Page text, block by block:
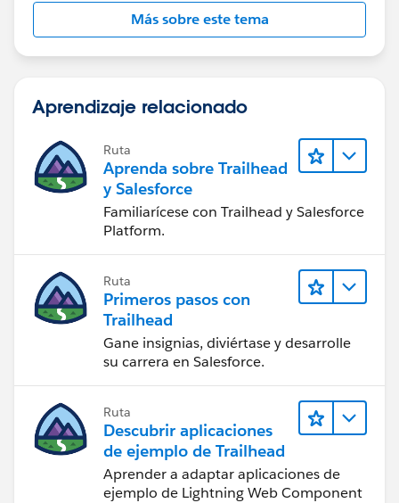
Más sobre este tema
Aprendizaje relacionado
Ruta
Aprenda sobre Trailhead
y Salesforce
Familiarícese con Trailhead y Salesforce
Platform.
Ruta
Primeros pasos con
Trailhead
Gane insignias, diviértase y desarrolle
su carrera en Salesforce.
Ruta
Descubrir aplicaciones
de ejemplo de Trailhead
Aprender a adaptar aplicaciones de
ejemplo de Lightning Web Component